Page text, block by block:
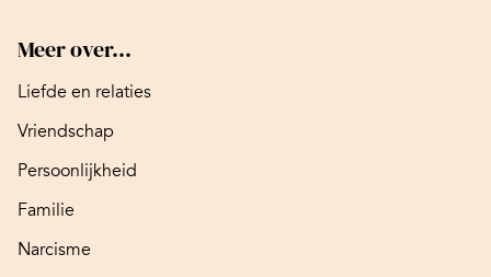
Meer over...
Liefde en relaties
Vriendschap
Persoonlijkheid
Familie
Narcisme